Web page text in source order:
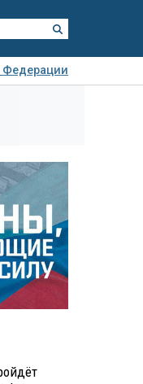
Федерации